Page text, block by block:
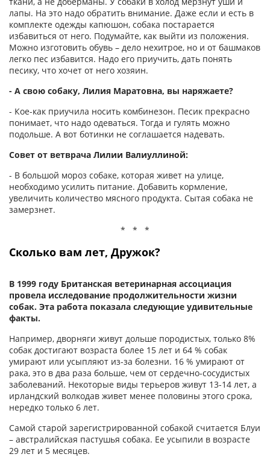
лапы. На это надо обратить внимание. Даже если и есть в
комплекте одежды капюшон, собака постарается
избавиться от него. Подумайте, как выйти из положения.
Можно изготовить обувь – дело нехитрое, но и от башмаков
легко пес избавится. Надо его приучить, дать понять
песику, что хочет от него хозяин.
- А свою собаку, Лилия Маратовна, вы наряжаете?
- Кое-как приучила носить комбинезон. Песик прекрасно
понимает, что надо одеваться. Тогда и гулять можно
подольше. А вот ботинки не соглашается надевать.
Совет от ветврача Лилии Валиуллиной:
- В большой мороз собаке, которая живет на улице,
необходимо усилить питание. Добавить кормление,
увеличить количество мясного продукта. Сытая собака не
замерзнет.
* * *
Сколько вам лет, Дружок?
В 1999 году Британская ветеринарная ассоциация
провела исследование продолжительности жизни
собак. Эта работа показала следующие удивительные
факты.
Например, дворняги живут дольше породистых, только 8%
собак достигают возраста более 15 лет и 64 % собак
умирают или усыпляют из-за болезни. 16 % умирают от
рака, это в два раза больше, чем от сердечно-сосудистых
заболеваний. Некоторые виды терьеров живут 13-14 лет, а
ирландский волкодав живет менее половины этого срока,
нередко только 6 лет.
Самой старой зарегистрированной собакой считается Блуи
– австралийская пастушья собака. Ее усыпили в возрасте
29 лет и 5 месяцев.